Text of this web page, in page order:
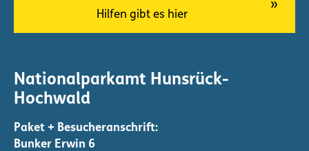
Hilfen gibt es hier
Nationalparkamt Hunsrück-
Hochwald
Bunker Erwin 6